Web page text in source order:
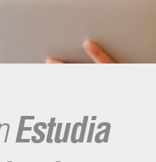
Estudia